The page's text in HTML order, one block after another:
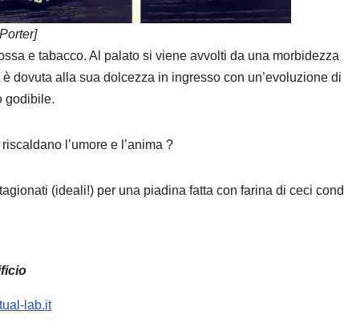
e tabacco. Al palato si viene avvolti da una morbidezza
dovuta alla sua dolcezza in ingresso con un’evoluzione di
godibile.
l’umore e l’anima ?
(ideali!) per una piadina fatta con farina di ceci
lab.it